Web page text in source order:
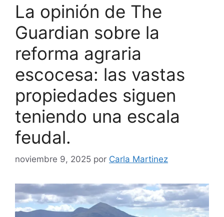
La opinión de The
Guardian sobre la
reforma agraria
escocesa: las vastas
propiedades siguen
teniendo una escala
feudal.
noviembre 9, 2025 por Carla Martinez